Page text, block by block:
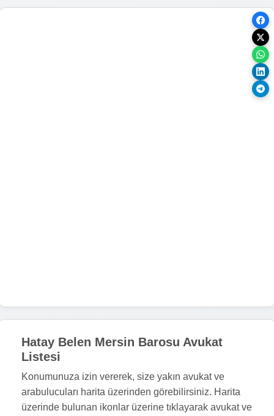
Hatay Belen Mersin Barosu Avukat
Listesi
Konumunuza izin vererek, size yakın avukat ve
arabulucuları harita üzerinden görebilirsiniz. Harita
üzerinde bulunan ikonlar üzerine tıklayarak avukat ve